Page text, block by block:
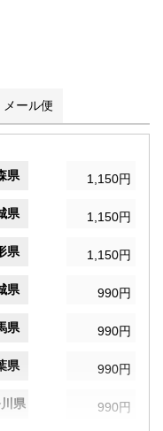
メール便
県 1,150円
県 1,150円
県 1,150円
県 990円
県 990円
県 990円
県 990円